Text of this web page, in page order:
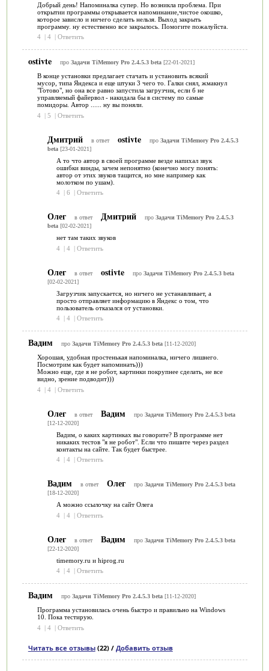
Добрый день! Напоминалка супер. Но возникла проблема. При
открытии программы открывается напоминание,чистое окошко,
которое зависло и ничего сделать нельзя. Выход закрыть
программу. ну естественно все закрылось. Помогите пожалуйста.
4
4 Ответить
ostivte про Задачи TiMemory Pro 2.4.5.3 beta[22-01-2021]
В конце установки предлагает стачать и установить всякий
мусор, типа Яндекса и еще штуки 3 чего то. Галки снял, жмакнул
"Готово", но она все равно запустила загрузчик, если б не
управляемый файервол - накидала бы в систему по самые
помидоры. Автор ...... ну вы поняли.
4 | 5 | Ответить
Дмитрий в ответ ostivte про Задачи TiMemory Pro 2.4.5.3
beta[23-01-2021]
А то что автор в своей программе везде напихал звук
ошибки винды, зачем непонятно (конечно могу понять:
автор от этих звуков тащится, но мне например как
молотком по ушам).
4
6 Ответить
Олег в ответ Дмитрий про Задачи TiMemory Pro 2.4.5.3
beta[02-02-2021]
нет там таких звуков
4 | 4 | Ответить
Олег в ответ ostivte про Задачи TiMemory Pro 2.4.5.3 beta
[02-02-2021]
Загрузчик запускается, но ничего не устанавливает, а
просто отправляет информацию в Яндекс о том, что
пользователь отказался от установки.
4
4 Ответить
Вадим про Задачи TiMemory Pro 2.4.5.3 beta[11-12-2020]
Хорошая, удобная простенькая напоминалка, ничего лишнего.
Посмотрим как будет напоминать)))
Можно еще, где я не робот, картинки покрупнее сделать, не все
видно, зрение подводит)))
4 | 4 | Ответить
Олег в ответ Вадим про Задачи TiMemory Pro 2.4.5.3 beta
[12-12-2020]
Вадим, о каких картинках вы говорите? В программе нет
никаких тестов "я не робот". Если что пишите через раздел
контакты на сайте. Так будет быстрее.
4
4 Ответить
Вадим в ответ Олег про Задачи TiMemory Pro 2.4.5.3 beta
[18-12-2020]
А можно ссылочку на сайт Олега
4 | 4 | Ответить
Олег в ответ Вадим про Задачи TiMemory Pro 2.4.5.3 beta
[22-12-2020]
timemory.ru и hiprog.ru
4
4 Ответить
Вадим про Задачи TiMemory Pro 2.4.5.3 beta[11-12-2020]
Программа установилась очень быстро и правильно на Windows
10. Пока тестирую.
4 | 4 | Ответить
Читать все отзывы(22) / Добавить отзыв